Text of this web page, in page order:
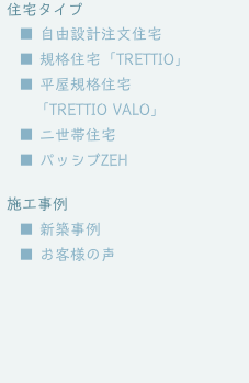
住宅タイプ
■ 自由設計注文住宅
■ 規格住宅「TRETTIO」
■ 平屋規格住宅
「TRETTIO VALO」
■ 二世帯住宅
■ パッシブZEH
施工事例
■ 新築事例
■ お客様の声